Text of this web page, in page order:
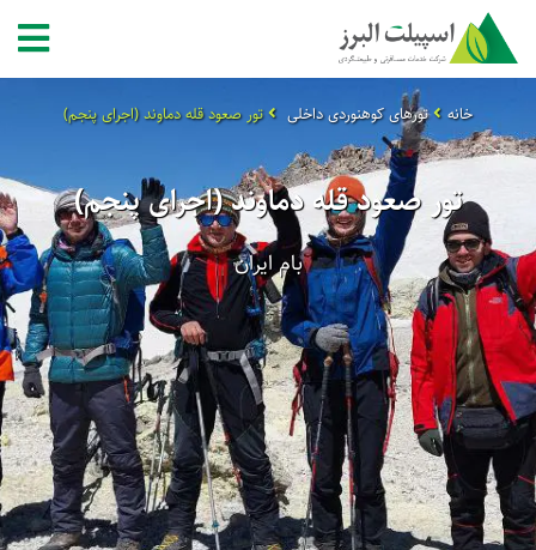
خانه تورهای کوهنوردی داخلی تور صعود قله دماوند (اجرای پنجم)
تور صعود قله دماوند (اجرای پنجم)
بام ایران